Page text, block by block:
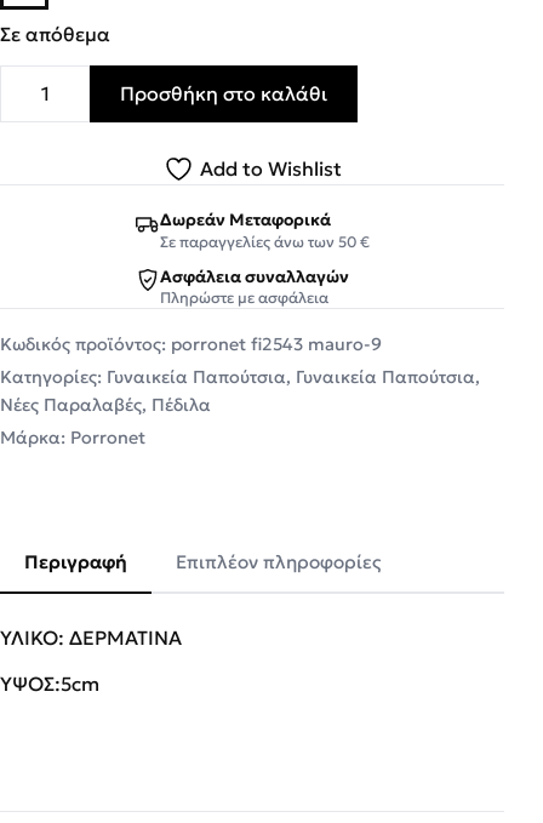
Σε απόθεμα
Porronet Shoes Γυναικεία Πέδιλα Δερμάτινα FI2543
Προσθήκη στο καλάθι
Add to Wishlist
Δωρεάν Μεταφορικά
Σε παραγγελίες άνω των 50 €
Ασφάλεια συναλλαγών
Πληρώστε με ασφάλεια
Κωδικός προϊόντος: porronet fi2543 mauro-9
Κατηγορίες: Γυναικεία Παπούτσια, Γυναικεία Παπούτσια,
Νέες Παραλαβές, Πέδιλα
Μάρκα: Porronet
Περιγραφή Επιπλέον πληροφορίες
ΥΛΙΚΟ: ΔΕΡΜΑΤΙΝΑ
ΥΨΟΣ:5cm